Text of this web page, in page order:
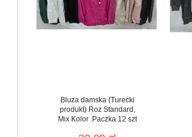
Bluza damska (Turecki
produkt) Roz Standard,
Mix Kolor .Paczka 12 szt